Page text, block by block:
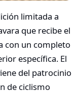
limitada a
que recibe el
con un completo
específica. El
del patrocinio
de ciclismo